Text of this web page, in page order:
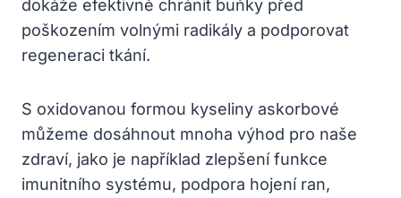
dokáže efektivně chránit buňky před
poškozením volnými radikály a podporovat
regeneraci tkání.
S oxidovanou formou kyseliny askorbové
můžeme dosáhnout mnoha výhod pro naše
zdraví, jako je například zlepšení funkce
imunitního systému, podpora hojení ran,